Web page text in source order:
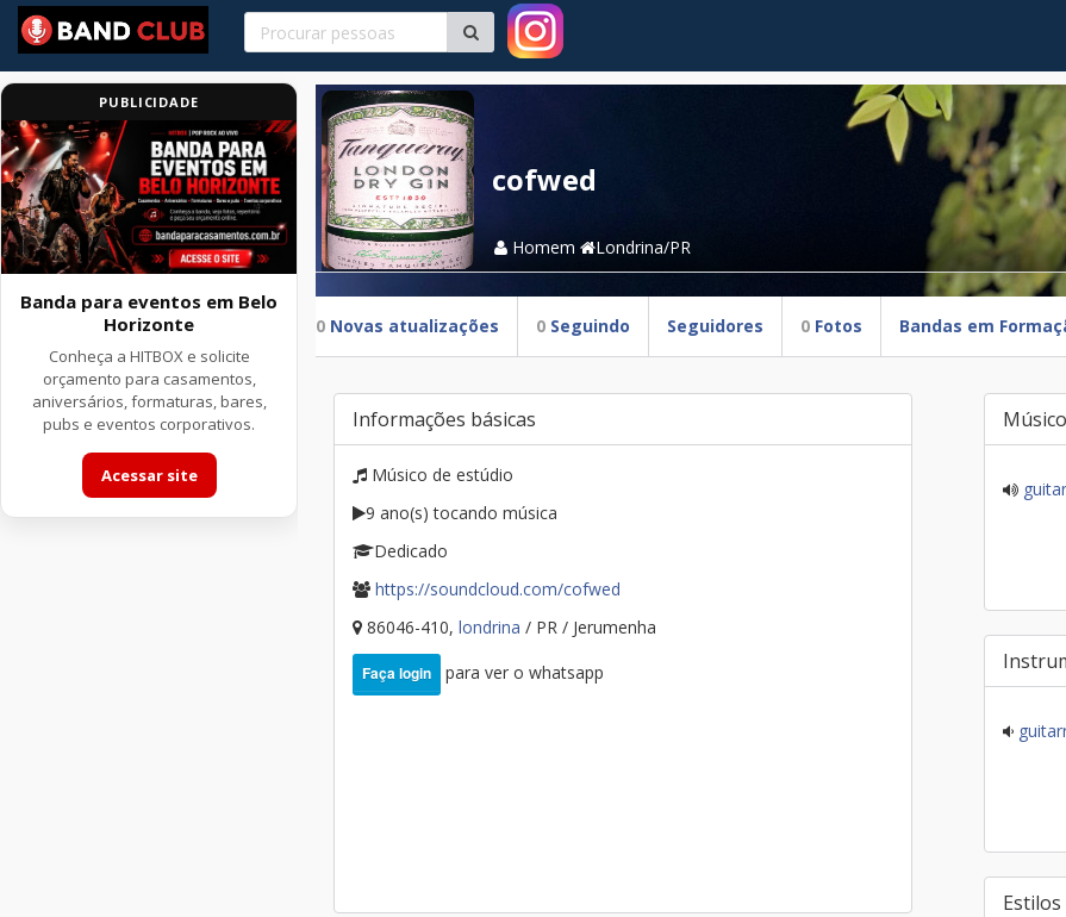
PUBLICIDADE
Banda para eventos em Belo
Horizonte
Conheça a HITBOX e solicite
orçamento para casamentos,
aniversários, formaturas, bares,
pubs e eventos corporativos.
Acessar site
cofwed
Homem Londrina/PR
0 Novas atualizações 0 Seguindo Seguidores 0 Fotos Bandas em
Informações básicas
Músico de estúdio
9 ano(s) tocando música
Dedicado
https://soundcloud.com/cofwed
86046-410, londrina / PR / Jerumenha
Faça login para ver o whatsapp